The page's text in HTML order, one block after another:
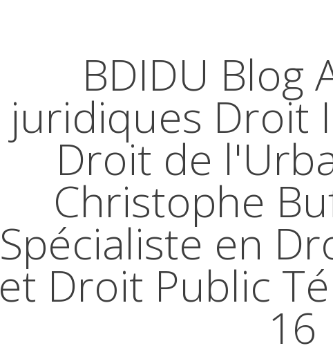
BDIDU Blog
juridiques Droit
Droit de
Christophe
Spécialiste en
et Droit Public
16